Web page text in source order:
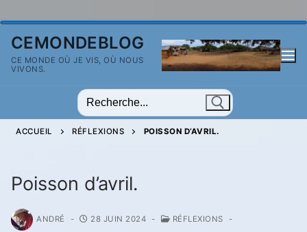
contenu
CEMONDEBLOG
CE MONDE OÙ JE VIS, OÙ NOUS
VIVONS.
Rechercher
:
ACCUEIL RÉFLEXIONS POISSON D’AVRIL.
Poisson d’avril.
ANDRÉ - 28 JUIN 2024 - RÉFLEXIONS -